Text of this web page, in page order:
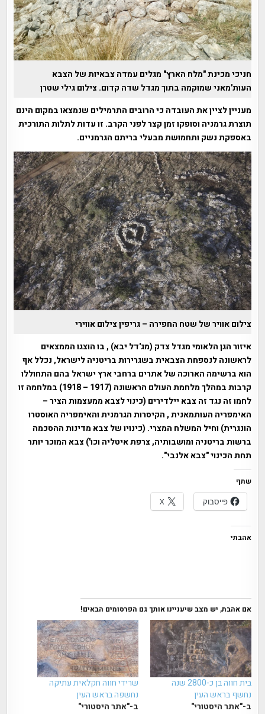
חניכי מכינת "מלח הארץ" מגלים עמדה צבאיות של הצבא
העות'מאני שמוקמה בתוך מגדל שדה קדום. צילום גילי שטרן
מעניין לציין את העובדה כי הרובים התרמילים שנמצאו במקום הינם
תוצרת גרמניה וסופקו זמן קצר לפני הקרב. זו עדות לתלות התורכית
באספקת נשק ותחמושת מבעלי בריתם הגרמניים.
צילום אוויר של שטח החפירה – גריפין צילום אווירי
איזור הגן הלאומי מגדל צדק (מג'דל יבא) , בו הוצגו הממצאים
לראשונה לנספחת הצבאית בשגרירות בריטניה לישראל, נכלל אף
הוא ברשימה הארוכה של אתרים ברחבי ארץ ישראל בהם התחוללו
קרבות במהלך מלחמת העולם הראשונה (1917 – 1918) במלחמה זו
לחמו זה נגד זה צבא יילדירים (כינוי לצבא ממעצמות הציר –
האימפריה העותמאנית , הקיסרות הגרמנית והאימפריה האוסטרו
הונגרית) וחיל המשלח המצרי. (כינויו של צבא מדינות ההסכמה
ברשות בריטניה ומושבותיה, צרפת איטליה וכו') צבא המוכר יותר
תחת הכינוי "צבא אלנבי".
שתף
פייסבוק
X
אהבתי
אם אהבת, יש מצב שיעניינו אותך גם הפרסומים הבאים!
בית חווה בן כ-2800 שנה
נחשף בראש העין
ב-"אתר היסטורי"
שרידי חווה חקלאית עתיקה
נחשפה בראש העין
ב-"אתר היסטורי"